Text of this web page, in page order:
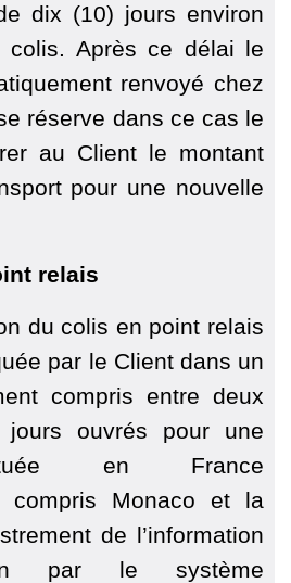
dix (10) jours environ
colis. Après ce délai le
renvoyé chez
réserve dans ce cas le
au Client le montant
pour une nouvelle
relais
du colis en point relais
par le Client dans un
compris entre deux
ouvrés pour une
en France
compris Monaco et la
de l’information
par le système